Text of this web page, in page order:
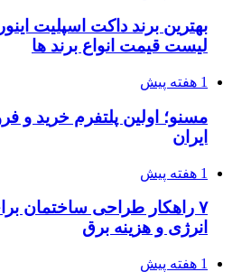
بهترین برند داکت اسپلیت
لیست قیمت انواع برند ها
1 هفته پیش
مسنو؛ اولین پلتفرم خرید و
ایران
1 هفته پیش
۷ راهکار طراحی ساختمان
انرژی و هزینه برق
1 هفته پیش